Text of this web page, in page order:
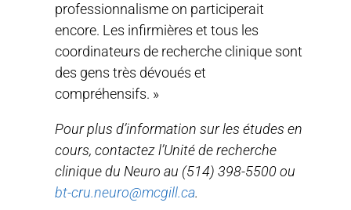
professionnalisme on participerait
encore. Les infirmières et tous les
coordinateurs de recherche clinique sont
des gens très dévoués et
compréhensifs. »
Pour plus d’information sur les études en
cours, contactez l’Unité de recherche
clinique du Neuro au (514) 398-5500 ou
bt-cru.neuro@mcgill.ca.